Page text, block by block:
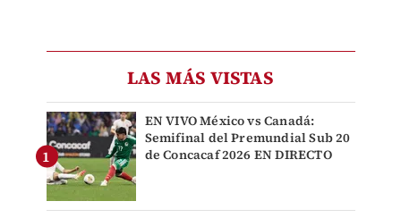
LAS MÁS VISTAS
EN VIVO México vs Canadá:
Semifinal del Premundial Sub 20
de Concacaf 2026 EN DIRECTO